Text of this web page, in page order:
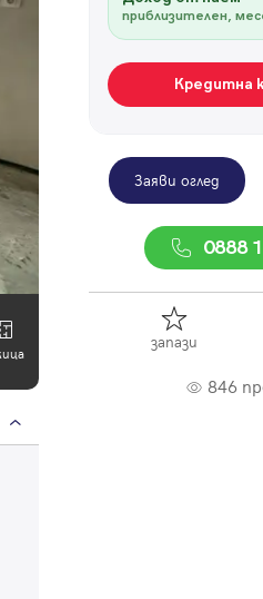
приблизителен,
Кредитна
Заяви оглед
0888
запази
846